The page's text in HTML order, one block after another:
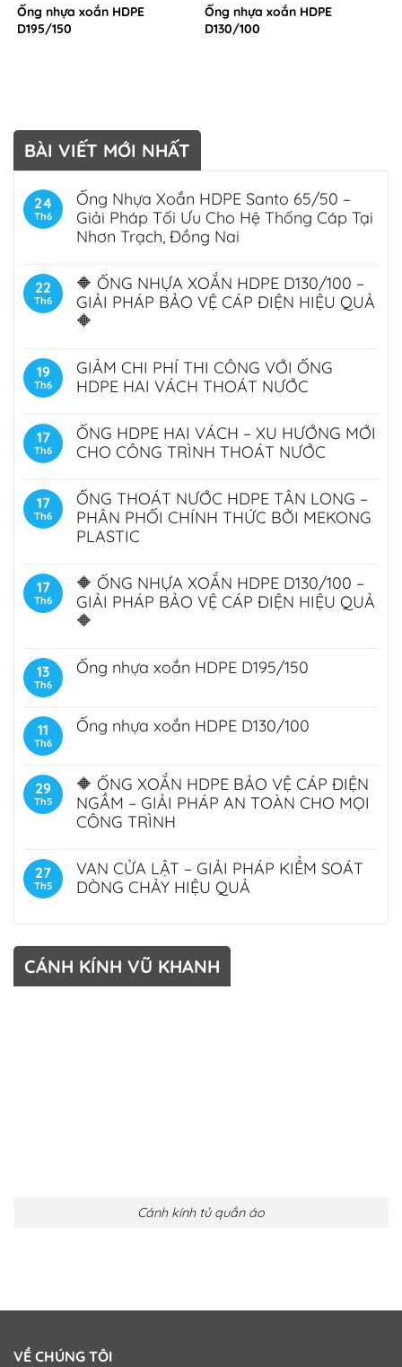
Ống nhựa xoắn HDPE
D195/150
Ống nhựa xoắn HDPE
D130/100
BÀI VIẾT MỚI NHẤT
24
Th6
Ống Nhựa Xoắn HDPE Santo 65/50 –
Giải Pháp Tối Ưu Cho Hệ Thống Cáp Tại
Nhơn Trạch, Đồng Nai
22
Th6
🔶 ỐNG NHỰA XOẮN HDPE D130/100 –
GIẢI PHÁP BẢO VỆ CÁP ĐIỆN HIỆU QUẢ
🔶
19
Th6
GIẢM CHI PHÍ THI CÔNG VỚI ỐNG
HDPE HAI VÁCH THOÁT NƯỚC
17
Th6
ỐNG HDPE HAI VÁCH – XU HƯỚNG MỚI
CHO CÔNG TRÌNH THOÁT NƯỚC
17
Th6
ỐNG THOÁT NƯỚC HDPE TÂN LONG –
PHÂN PHỐI CHÍNH THỨC BỞI MEKONG
PLASTIC
17
Th6
🔶 ỐNG NHỰA XOẮN HDPE D130/100 –
GIẢI PHÁP BẢO VỆ CÁP ĐIỆN HIỆU QUẢ
🔶
13
Th6
Ống nhựa xoắn HDPE D195/150
11
Th6
Ống nhựa xoắn HDPE D130/100
29
Th5
🔶 ỐNG XOẮN HDPE BẢO VỆ CÁP ĐIỆN
NGẦM – GIẢI PHÁP AN TOÀN CHO MỌI
CÔNG TRÌNH
27
Th5
VAN CỬA LẬT – GIẢI PHÁP KIỂM SOÁT
DÒNG CHẢY HIỆU QUẢ
CÁNH KÍNH VŨ KHANH
Cánh kính tủ quần áo
VỀ CHÚNG TÔI